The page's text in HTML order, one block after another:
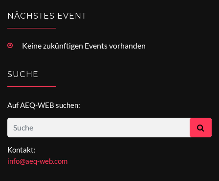
NÄCHSTES EVENT
Keine zukünftigen Events vorhanden
SUCHE
Auf AEQ-WEB suchen:
Kontakt:
info@aeq-web.com